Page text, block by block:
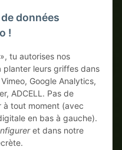
SÉCURISÉES
anticipé avec escompte
données
!
tu autorises nos
planter leurs griffes dans
Google Analytics,
ADCELL. Pas de
à tout moment (avec
en bas à gauche).
et dans notre